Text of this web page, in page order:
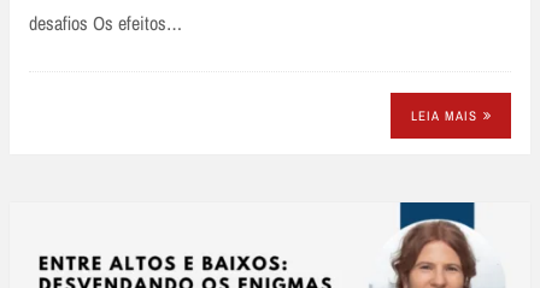
desafios Os efeitos…
LEIA MAIS